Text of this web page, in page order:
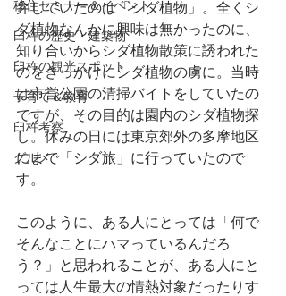
移住セミナー＆イベント
臼杵の歴史・建築物
臼杵の観光スポット
子育て＆教育
臼杵考察
グルメ
弁していたのは「シダ植物」。全くシ
ダ植物なんかに興味は無かったのに、
知り合いからシダ植物散策に誘われた
のをきっかけにシダ植物の虜に。当時
は市営公園の清掃バイトをしていたの
ですが、その目的は園内のシダ植物探
し。休みの日には東京郊外の多摩地区
にまで「シダ旅」に行っていたので
す。
このように、ある人にとっては「何で
そんなことにハマっているんだろ
う？」と思われることが、ある人にと
っては人生最大の情熱対象だったりす